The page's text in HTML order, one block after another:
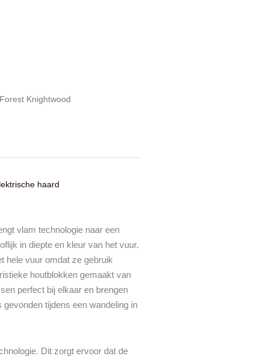
Knightwood
haard
vlam technologie naar een
in diepte en kleur van het vuur.
hele vuur omdat ze gebruik
houtblokken gemaakt van
perfect bij elkaar en brengen
tijdens een wandeling in
Dit zorgt ervoor dat de